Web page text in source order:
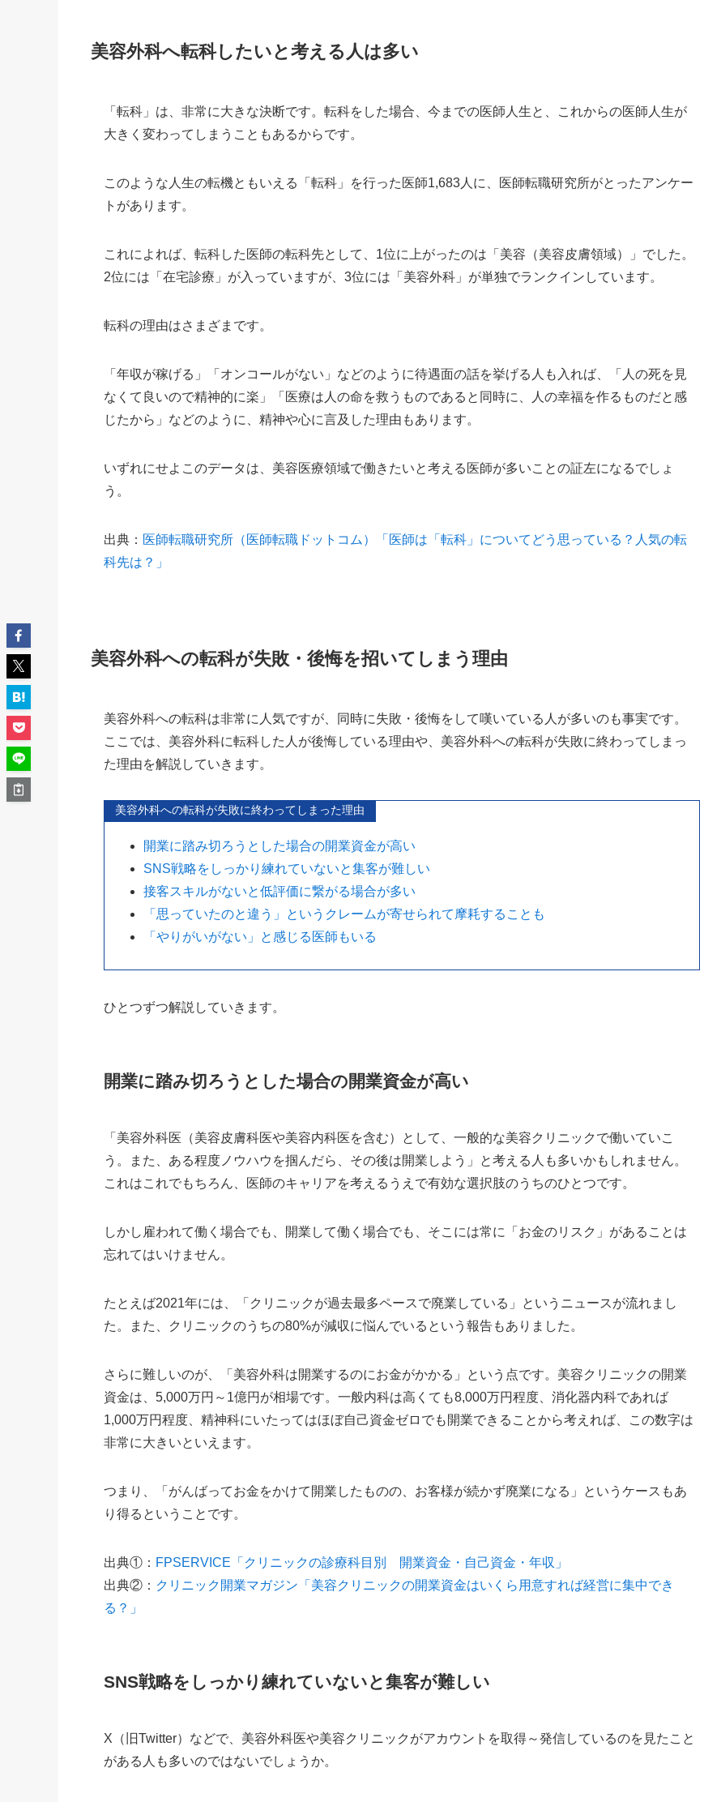
美容外科へ転科したいと考える人は多い
「転科」は、非常に大きな決断です。転科をした場合、今までの医師人生と、これからの医師人生が
大きく変わってしまうこともあるからです。
このような人生の転機ともいえる「転科」を行った医師1,683人に、医師転職研究所がとったアンケー
トがあります。
これによれば、転科した医師の転科先として、1位に上がったのは「美容（美容皮膚領域）」でした。
2位には「在宅診療」が入っていますが、3位には「美容外科」が単独でランクインしています。
転科の理由はさまざまです。
「年収が稼げる」「オンコールがない」などのように待遇面の話を挙げる人も入れば、「人の死を見
なくて良いので精神的に楽」「医療は人の命を救うものであると同時に、人の幸福を作るものだと感
じたから」などのように、精神や心に言及した理由もあります。
いずれにせよこのデータは、美容医療領域で働きたいと考える医師が多いことの証左になるでしょ
う。
出典： 医師転職研究所（医師転職ドットコム）「医師は「転科」についてどう思っている？人気の転
科先は？」
美容外科への転科が失敗・後悔を招いてしまう理由
美容外科への転科は非常に人気ですが、同時に失敗・後悔をして嘆いている人が多いのも事実です。
ここでは、美容外科に転科した人が後悔している理由や、美容外科への転科が失敗に終わってしまっ
た理由を解説していきます。
美容外科への転科が失敗に終わってしまった理由
開業に踏み切ろうとした場合の開業資金が高い
SNS戦略をしっかり練れていないと集客が難しい
接客スキルがないと低評価に繋がる場合が多い
「思っていたのと違う」というクレームが寄せられて摩耗することも
「やりがいがない」と感じる医師もいる
ひとつずつ解説していきます。
開業に踏み切ろうとした場合の開業資金が高い
「美容外科医（美容皮膚科医や美容内科医を含む）として、一般的な美容クリニックで働いていこ
う。また、ある程度ノウハウを掴んだら、その後は開業しよう」と考える人も多いかもしれません。
これはこれでもちろん、医師のキャリアを考えるうえで有効な選択肢のうちのひとつです。
しかし雇われて働く場合でも、開業して働く場合でも、そこには常に「お金のリスク」があることは
忘れてはいけません。
たとえば2021年には、「クリニックが過去最多ペースで廃業している」というニュースが流れまし
た。また、クリニックのうちの80%が減収に悩んでいるという報告もありました。
さらに難しいのが、「美容外科は開業するのにお金がかかる」という点です。美容クリニックの開業
資金は、5,000万円～1億円が相場です。一般内科は高くても8,000万円程度、消化器内科であれば
1,000万円程度、精神科にいたってはほぼ自己資金ゼロでも開業できることから考えれば、この数字は
非常に大きいといえます。
つまり、「がんばってお金をかけて開業したものの、お客様が続かず廃業になる」というケースもあ
り得るということです。
出典①： FPSERVICE「クリニックの診療科目別 開業資金・自己資金・年収」
出典②： クリニック開業マガジン「美容クリニックの開業資金はいくら用意すれば経営に集中でき
る？」
SNS戦略をしっかり練れていないと集客が難しい
X（旧Twitter）などで、美容外科医や美容クリニックがアカウントを取得～発信しているのを見たこと
がある人も多いのではないでしょうか。